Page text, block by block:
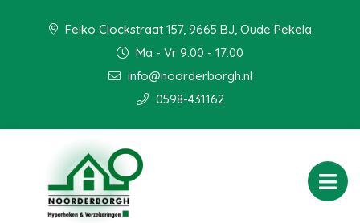
Feiko Clockstraat 157, 9665 BJ, Oude Pekela
Ma - Vr 9:00 - 17:00
info@noorderborgh.nl
0598-431162